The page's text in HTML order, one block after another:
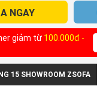
NGAY
giảm từ 100.000đ -
15 SHOWROOM ZSOFA